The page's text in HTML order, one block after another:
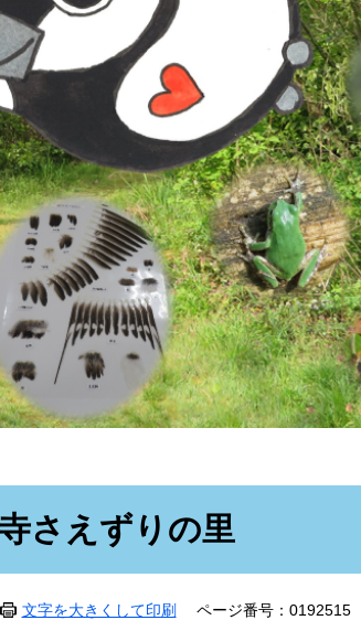
さえずりの里
文字を大きくして印刷 ページ番号：0192515